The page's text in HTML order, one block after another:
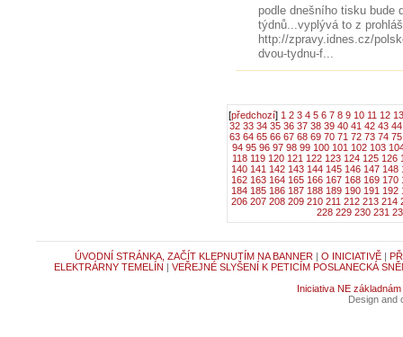
podle dnešního tisku bude
týdnů...vyplývá to z
http://zpravy.idnes.cz/
dvou-tydnu-f...
[předchozí] 1 2 3 4 5 6 7 8 9 10 11 12 13
32 33 34 35 36 37 38 39 40 41 42 43 44
63 64 65 66 67 68 69 70 71 72 73 74 75
94 95 96 97 98 99 100 101 102 103
118 119 120 121 122 123 124 125 126
140 141 142 143 144 145 146 147 148
162 163 164 165 166 167 168 169 170
184 185 186 187 188 189 190 191 192
206 207 208 209 210 211 212 213 214
228 229 230 231
ÚVODNÍ STRÁNKA, ZAČÍT KLEPNUTÍM NA BANNER | O INICIATIVĚ|
ELEKTRÁRNY TEMELÍN | VEŘEJNÉ SLYŠENÍ K PETICÍM POSLANECKÁ
Iniciativa NE základnám
Design and